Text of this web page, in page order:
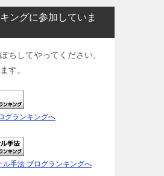
ングに参加していま
ちしてやってください、
す。
グランキングへ
ル手法 ブログランキングへ